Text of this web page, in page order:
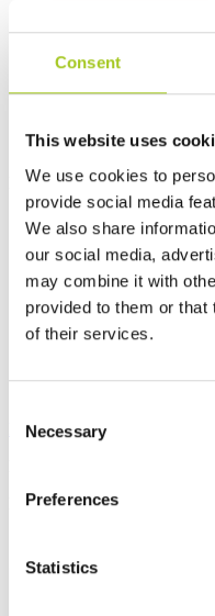
Consent
This website uses
We use cookies to
provide social media
We also share
our social media,
may combine it with
provided to them or that
of their services.
Selection
Necessary
Preferences
Statistics
Dansk
Log indTilmeld Åbn
Produkter
Mest populære